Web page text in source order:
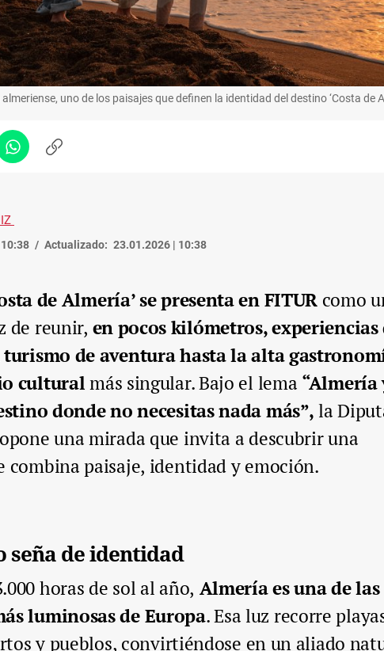
uno de los paisajes que definen la identidad del destino ‘Costa de
WhatsappCopiar
Actualizado: 23.01.2026 | 10:38
de Almería’se presenta en FITUR como
de reunir, en pocos kilómetros, experiencias
turismo de aventura hasta la alta
culturalmás singular. Bajo el lema “Almería
donde no necesitas nada más”,la
una mirada que invita a descubrir una
combina paisaje, identidad y emoción.
seña de identidad
horas de sol al año, Almería es una de las
luminosas de Europa. Esa luz recorre
y pueblos, convirtiéndose en un aliado